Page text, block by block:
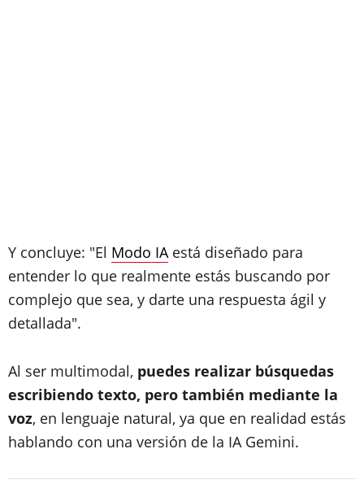
Y concluye: "El Modo IAestá diseñado para
entender lo que realmente estás buscando por
complejo que sea, y darte una respuesta ágil y
detallada".
Al ser multimodal, puedes realizar búsquedas
escribiendo texto, pero también mediante la
voz, en lenguaje natural, ya que en realidad estás
hablando con una versión de la IA Gemini.